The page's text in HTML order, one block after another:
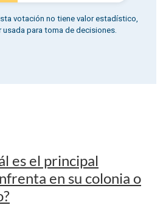
es el principal
en su colonia o